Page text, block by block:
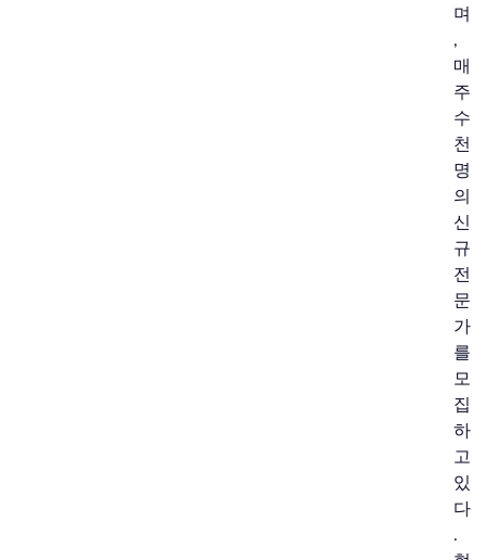
며
,
매
주
수
천
명
의
신
규
전
문
가
를
모
집
하
고
있
다
.